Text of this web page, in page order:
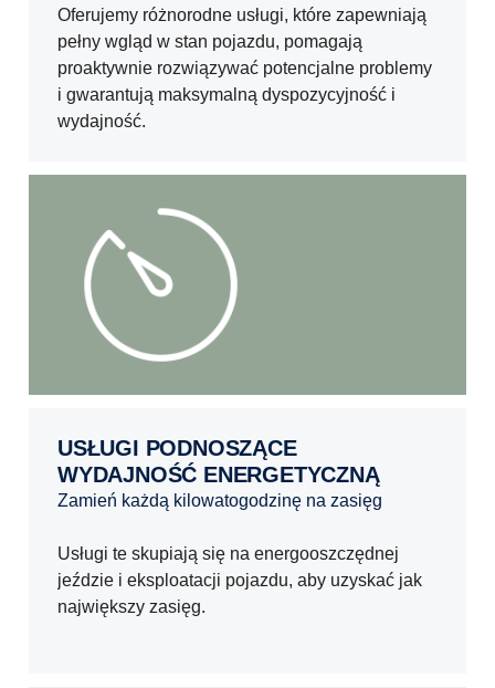
Oferujemy różnorodne usługi, które zapewniają
pełny wgląd w stan pojazdu, pomagają
proaktywnie rozwiązywać potencjalne problemy
i gwarantują maksymalną dyspozycyjność i
wydajność.
USŁUGI PODNOSZĄCE
WYDAJNOŚĆ ENERGETYCZNĄ
Zamień każdą kilowatogodzinę na zasięg
Usługi te skupiają się na energooszczędnej
jeździe i eksploatacji pojazdu, aby uzyskać jak
największy zasięg.